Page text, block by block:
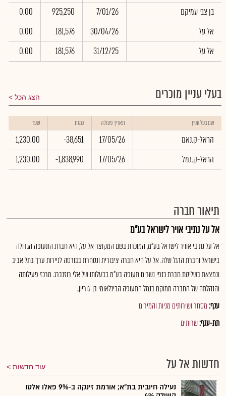
בן צבי עמיקם
7/01/26
925,250
0.00
אל על
30/04/26
181,576
0.00
אל על
31/12/25
181,576
0.00
בעלי עניין מוכרים הצג הכל
שם בעל עניין תאריך פעולה כמות שער
הראל-ק.נאמ 17/05/26
-38,651
1,230.00
הראל-ק.גמל
17/05/26
-1,838,990
1,230.00
תיאור חברה
אל על נתיבי אויר לישראל בע"מ
אל על נתיבי אוויר לישראל בע"מ, המוכרת בשם המקוצר אל על, היא חברת התעופה הגדולה
בישראל וחברת הדגל שלה. אל על היא חברה ציבורית ונסחרת בבורסה לניירות ערך בתל אביב
ונמצאת בשליטת חברת כנפי נשרים תעופה בע"מ בבעלותו של אלי רוזנברג. מרכז פעילותה
והנהלתה של החברה ממוקם בנמל התעופה הבינלאומי בן-גוריון..
ענף:מסחר ושירותים מניות והמירים
תת-ענף:שרותים
חדשות אל על עוד חדשות
נעילה חיובית בת"א; אורמת זינקה ב-9% פאלו אלטו